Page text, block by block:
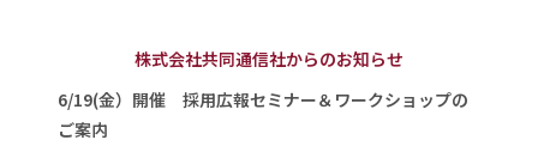
株式会社共同通信社からのお知らせ
6/19(金）開催 採用広報セミナー＆ワークショップの
ご案内